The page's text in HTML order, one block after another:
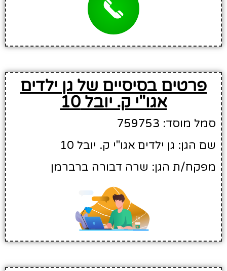
פרטים בסיסיים של גן ילדים
אגו"י ק. יובל 10
סמל מוסד: 759753
שם הגן: גן ילדים אגו"י ק. יובל 10
מפקח/ת הגן: שרה דבורה ברברמן